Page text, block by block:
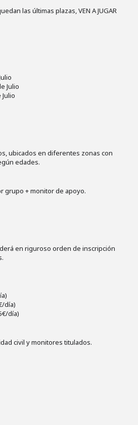
las últimas plazas, VEN A JUGAR
Julio
ubicados en diferentes zonas con
edades.
grupo + monitor de apoyo.
en riguroso orden de inscripción
día)
día)
civil y monitores titulados.